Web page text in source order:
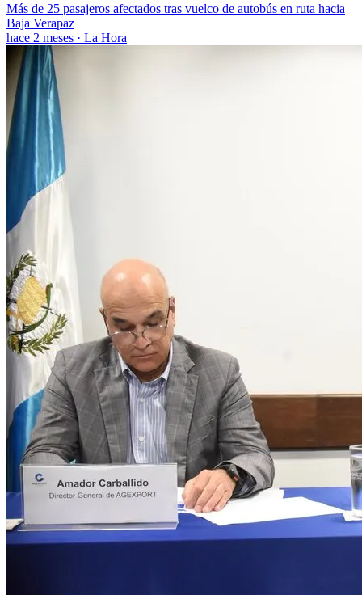
Más de 25 pasajeros afectados tras vuelco de autobús en ruta hacia
Baja Verapaz
hace 2 meses · La Hora